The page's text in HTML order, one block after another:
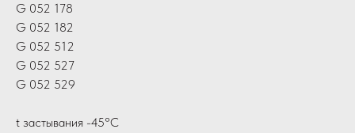
G 052 178
G 052 182
G 052 512
G 052 527
G 052 529
t застывания -45°C